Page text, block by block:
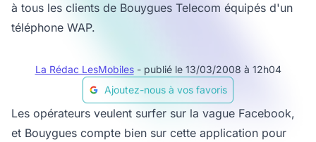
à tous les clients de Bouygues Telecom équipés d'un
téléphone WAP.
La Rédac LesMobiles - publié le 13/03/2008 à 12h04
Ajoutez-nous à vos favoris
Les opérateurs veulent surfer sur la vague Facebook,
et Bouygues compte bien sur cette application pour